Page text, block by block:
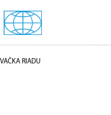
RIADU